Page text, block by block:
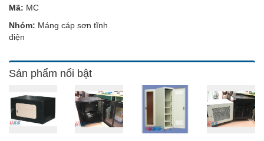
Mã: MC
Nhóm: Máng cáp sơn tĩnh
điện
Sản phẩm nổi bật